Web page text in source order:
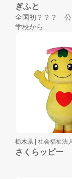
ぎふと
全国初？？？ 公
学校から...
栃木県 | 社会福祉法人
さくらッピー